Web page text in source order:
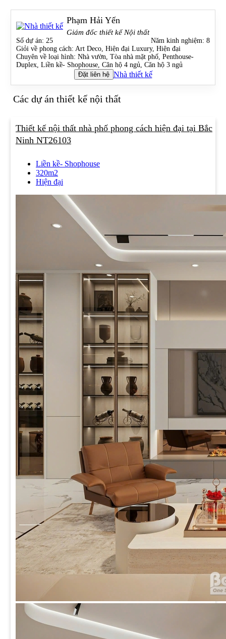
Các dự án thiết kế nội thất
Thiết kế nội thất nhà phố phong cách hiện đại tại Bắc
Ninh NT26103
Liền kề- Shophouse
320m2
Hiện đại
Phạm Hải Yến
Giám đốc thiết kế Nội thất
Số dự án: 25 Năm kinh nghiệm: 8
Giỏi về phong cách: Art Deco, Hiện đại Luxury, Hiện đại
Chuyên về loại hình: Nhà vườn, Tòa nhà mặt phố, Penthouse-
Duplex, Liền kề- Shophouse, Căn hộ 4 ngủ, Căn hộ 3 ngủ
Đặt liên hệ Nhà thiết kế